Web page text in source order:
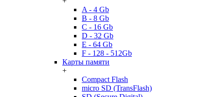
A - 4 Gb
B - 8 Gb
C - 16 Gb
D - 32 Gb
E - 64 Gb
F - 128 - 512Gb
Карты памяти
+
Compact Flash
micro SD (TransFlash)